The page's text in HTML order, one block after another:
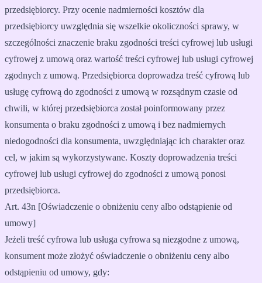
przedsiębiorcy. Przy ocenie nadmierności kosztów dla
przedsiębiorcy uwzględnia się wszelkie okoliczności sprawy, w
szczególności znaczenie braku zgodności treści cyfrowej lub usługi
cyfrowej z umową oraz wartość treści cyfrowej lub usługi cyfrowej
zgodnych z umową. Przedsiębiorca doprowadza treść cyfrową lub
usługę cyfrową do zgodności z umową w rozsądnym czasie od
chwili, w której przedsiębiorca został poinformowany przez
konsumenta o braku zgodności z umową i bez nadmiernych
niedogodności dla konsumenta, uwzględniając ich charakter oraz
cel, w jakim są wykorzystywane. Koszty doprowadzenia treści
cyfrowej lub usługi cyfrowej do zgodności z umową ponosi
przedsiębiorca.
Art. 43n [Oświadczenie o obniżeniu ceny albo odstąpienie od
umowy]
Jeżeli treść cyfrowa lub usługa cyfrowa są niezgodne z umową,
konsument może złożyć oświadczenie o obniżeniu ceny albo
odstąpieniu od umowy, gdy: